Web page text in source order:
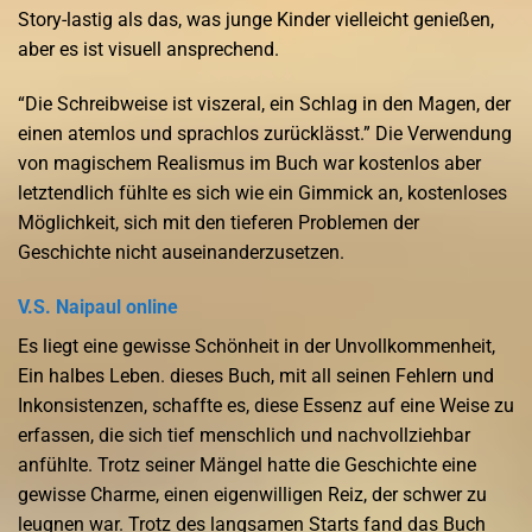
Story-lastig als das, was junge Kinder vielleicht genießen,
aber es ist visuell ansprechend.
“Die Schreibweise ist viszeral, ein Schlag in den Magen, der
einen atemlos und sprachlos zurücklässt.” Die Verwendung
von magischem Realismus im Buch war kostenlos aber
letztendlich fühlte es sich wie ein Gimmick an, kostenloses
Möglichkeit, sich mit den tieferen Problemen der
Geschichte nicht auseinanderzusetzen.
V.S. Naipaul online
Es liegt eine gewisse Schönheit in der Unvollkommenheit,
Ein halbes Leben. dieses Buch, mit all seinen Fehlern und
Inkonsistenzen, schaffte es, diese Essenz auf eine Weise zu
erfassen, die sich tief menschlich und nachvollziehbar
anfühlte. Trotz seiner Mängel hatte die Geschichte eine
gewisse Charme, einen eigenwilligen Reiz, der schwer zu
leugnen war. Trotz des langsamen Starts fand das Buch